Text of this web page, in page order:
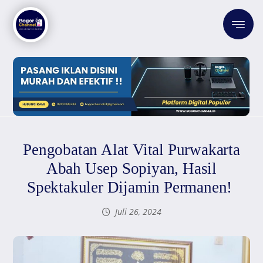
Pengobatan Alat Vital Purwakarta
Abah Usep Sopiyan, Hasil
Spektakuler Dijamin Permanen!
Juli 26, 2024